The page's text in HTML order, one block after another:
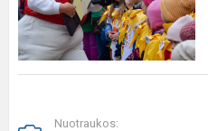
Nuotraukos: